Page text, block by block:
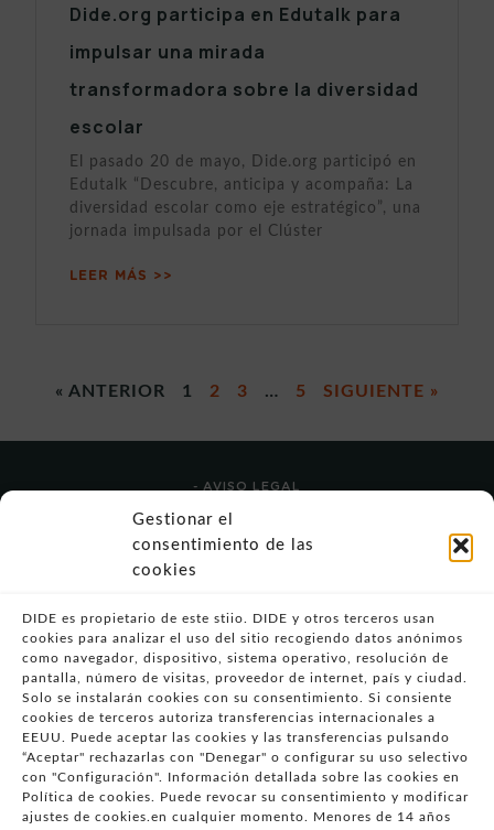
Gestionar el
consentimiento de las
cookies
DIDE es propietario de este stiio. DIDE y otros terceros usan
cookies para analizar el uso del sitio recogiendo datos anónimos
como navegador, dispositivo, sistema operativo, resolución de
pantalla, número de visitas, proveedor de internet, país y ciudad.
Solo se instalarán cookies con su consentimiento. Si consiente
cookies de terceros autoriza transferencias internacionales a
EEUU. Puede aceptar las cookies y las transferencias pulsando
“Aceptar" rechazarlas con "Denegar" o configurar su uso selectivo
con "Configuración". Información detallada sobre las cookies en
Política de cookies. Puede revocar su consentimiento y modificar
ajustes de cookies.en cualquier momento. Menores de 14 años
Dide.org participa en Edutalk para
impulsar una mirada
transformadora sobre la diversidad
escolar
El pasado 20 de mayo, Dide.org participó en
Edutalk “Descubre, anticipa y acompaña: La
diversidad escolar como eje estratégico”, una
jornada impulsada por el Clúster
LEER MÁS >>
« ANTERIOR 1 2 3 … 5 SIGUIENTE »
- AVISO LEGAL
- POLÍTICA DE USO
- POLÍTICA DE PRIVACIDAD
- POLÍTICA DE COOKIES (UE)
VULNERABILIDADES
- CONDICIONES PARTICULARES DE COMPRA
- GUÍA DE COMPRA
- GUÍA DE PRIVACIDAD
- DESISTIMIENTO
- ATENCIÓN AL CLIENTE